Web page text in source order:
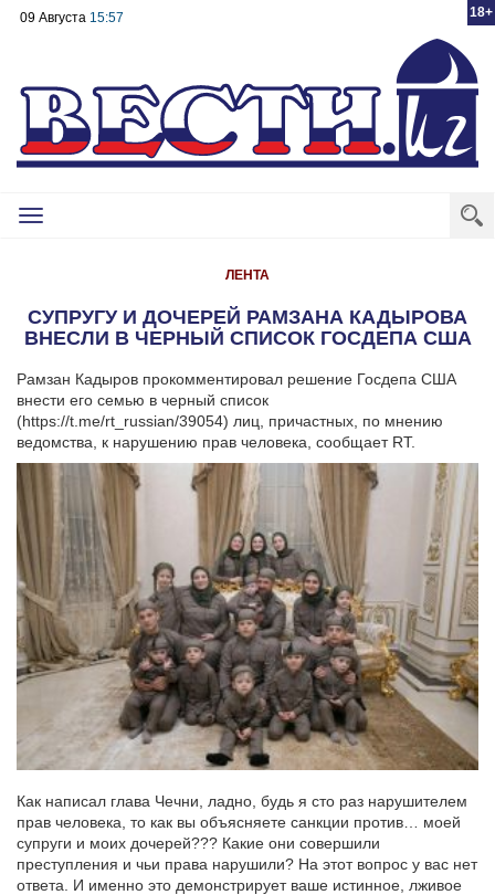
18+
09 Августа 15:57
Toggle
ЛЕНТА
CУПРУГУ И ДОЧЕРЕЙ РАМЗАНА КАДЫРОВА
ВНЕСЛИ В ЧЕРНЫЙ СПИСОК ГОСДЕПА США
Рамзан Кадыров прокомментировал решение Госдепа США
внести его семью в черный список
(https://t.me/rt_russian/39054) лиц, причастных, по мнению
ведомства, к нарушению прав человека, сообщает RT.
Как написал глава Чечни, ладно, будь я сто раз нарушителем
прав человека, то как вы объясняете санкции против… моей
супруги и моих дочерей??? Какие они совершили
преступления и чьи права нарушили? На этот вопрос у вас нет
ответа. И именно это демонстрирует ваше истинное, лживое